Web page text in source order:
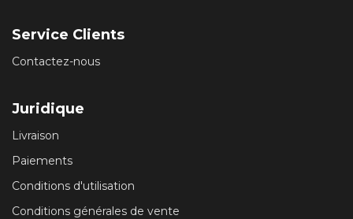
Service Clients
Contactez-nous
Juridique
Livraison
Paiements
Conditions d'utilisation
Conditions générales de vente